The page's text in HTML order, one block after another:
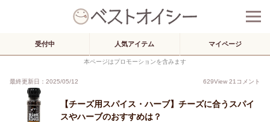
受付中 人気アイテム マイページ
本ページはプロモーションを含みます
最終更新日：2025/05/12 629View 21 コメント
【チーズ用スパイス・ハーブ】チーズに合うスパイ
スやハーブのおすすめは？